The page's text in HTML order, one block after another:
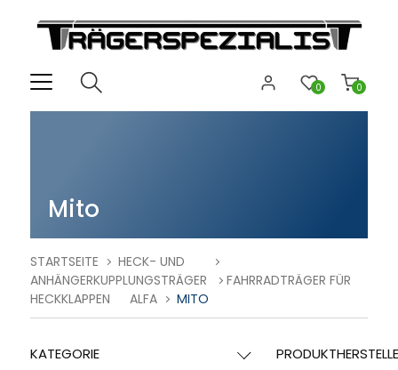
0
0
Mito
STARTSEITE
HECK- UND
ANHÄNGERKUPPLUNGSTRÄGER
FAHRRADTRÄGER FÜR
HECKKLAPPEN
ALFA MITO
KATEGORIE